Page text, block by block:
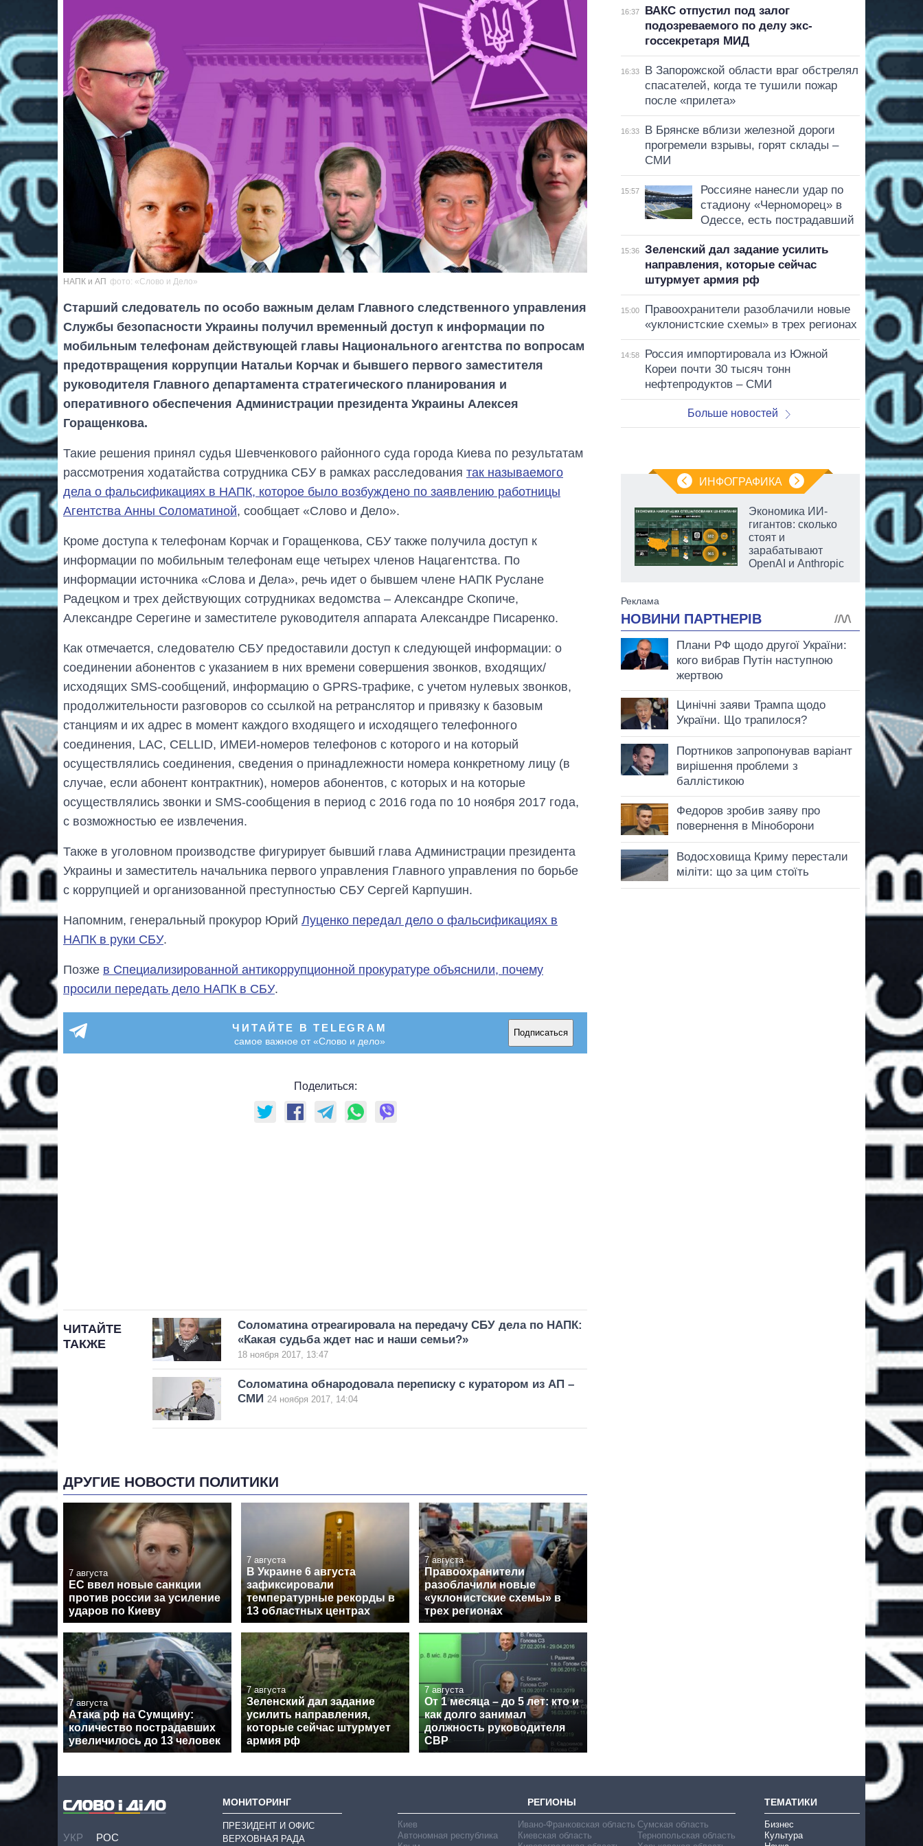
НАПК и АП фото: «Слово и Дело»
Старший следователь по особо важным делам Главного следственного управления
Службы безопасности Украины получил временный доступ к информации по
мобильным телефонам действующей главы Национального агентства по вопросам
предотвращения коррупции Натальи Корчак и бывшего первого заместителя
руководителя Главного департамента стратегического планирования и
оперативного обеспечения Администрации президента Украины Алексея
Горащенкова.
Такие решения принял судья Шевченкового районного суда города Киева по результатам
рассмотрения ходатайства сотрудника СБУ в рамках расследования так называемого
дела о фальсификациях в НАПК, которое было возбуждено по заявлению работницы
Агентства Анны Соломатиной, сообщает «Слово и Дело».
Кроме доступа к телефонам Корчак и Горащенкова, СБУ также получила доступ к
информации по мобильным телефонам еще четырех членов Нацагентства. По
информации источника «Слова и Дела», речь идет о бывшем члене НАПК Руслане
Радецком и трех действующих сотрудниках ведомства – Александре Скопиче,
Александре Серегине и заместителе руководителя аппарата Александре Писаренко.
Как отмечается, следователю СБУ предоставили доступ к следующей информации: о
соединении абонентов с указанием в них времени совершения звонков, входящих/
исходящих SMS-сообщений, информацию о GPRS-трафике, с учетом нулевых звонков,
продолжительности разговоров со ссылкой на ретранслятор и привязку к базовым
станциям и их адрес в момент каждого входящего и исходящего телефонного
соединения, LAC, CELLID, ИМЕИ-номеров телефонов с которого и на который
осуществлялись соединения, сведения о принадлежности номера конкретному лицу (в
случае, если абонент контрактник), номеров абонентов, с которых и на которые
осуществлялись звонки и SMS-сообщения в период с 2016 года по 10 ноября 2017 года,
с возможностью ее извлечения.
Также в уголовном производстве фигурирует бывший глава Администрации президента
Украины и заместитель начальника первого управления Главного управления по борьбе
с коррупцией и организованной преступностью СБУ Сергей Карпушин.
Напомним, генеральный прокурор Юрий Луценко передал дело о фальсификациях в
НАПК в руки СБУ.
Позже в Специализированной антикоррупционной прокуратуре объяснили, почему
просили передать дело НАПК в СБУ.
ЧИТАЙТЕ В TELEGRAM
самое важное от «Слово и дело»
Подписаться
Поделиться:
ЧИТАЙТЕ
ТАКЖЕ
Соломатина отреагировала на передачу СБУ дела по НАПК:
«Какая судьба ждет нас и наши семьи?»
18 ноября 2017, 13:47
Соломатина обнародовала переписку с куратором из АП –
СМИ 24 ноября 2017, 14:04
ДРУГИЕ НОВОСТИ ПОЛИТИКИ
7 августа
ЕС ввел новые санкции
против россии за усиление
ударов по Киеву
7 августа
В Украине 6 августа
зафиксировали
температурные рекорды в
13 областных центрах
7 августа
Правоохранители
разоблачили новые
«уклонистские схемы» в
трех регионах
7 августа
Атака рф на Сумщину:
количество пострадавших
увеличилось до 13 человек
7 августа
Зеленский дал задание
усилить направления,
которые сейчас штурмует
армия рф
7 августа
От 1 месяца – до 5 лет: кто и
как долго занимал
должность руководителя
СВР
16:37
ВАКС отпустил под залог
подозреваемого по делу экс-
госсекретаря МИД
16:33
В Запорожской области враг обстрелял
спасателей, когда те тушили пожар
после «прилета»
16:33
В Брянске вблизи железной дороги
прогремели взрывы, горят склады –
СМИ
15:57
Россияне нанесли удар по
стадиону «Черноморец» в
Одессе, есть пострадавший
15:36
Зеленский дал задание усилить
направления, которые сейчас
штурмует армия рф
15:00
Правоохранители разоблачили новые
«уклонистские схемы» в трех регионах
14:58
Россия импортировала из Южной
Кореи почти 30 тысяч тонн
нефтепродуктов – СМИ
Больше новостей
ИНФОГРАФИКА
занимал
должность
руководителя СВР
Экономика ИИ-
гигантов: сколько
стоят и
зарабатывают
OpenAI и Anthropic
УКР РОС
МОНИТОРИНГ
ПРЕЗИДЕНТ И ОФИС
ВЕРХОВНАЯ РАДА
РЕГИОНЫ
Киев
Автономная республика
Ивано-Франковская область
Киевская область
Сумская область
Тернопольская область
ТЕМАТИКИ
Бизнес
Культура